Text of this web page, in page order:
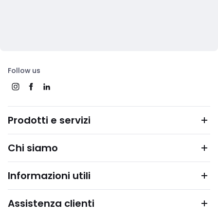
Follow us
Prodotti e servizi
Chi siamo
Informazioni utili
Assistenza clienti